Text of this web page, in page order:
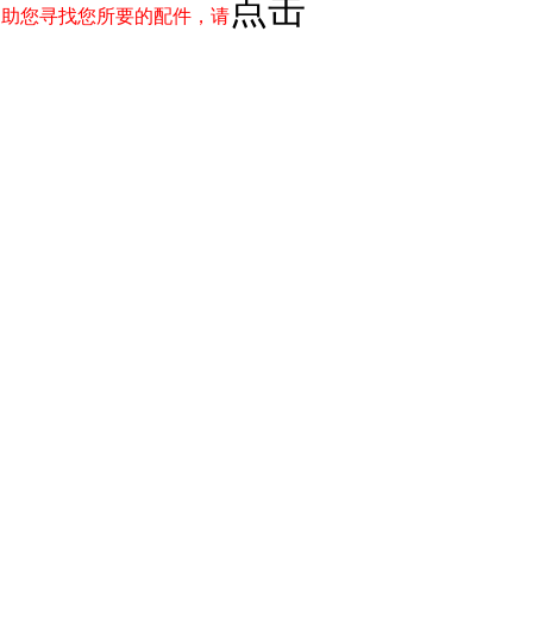
助您寻找您所要的配件，请 点击